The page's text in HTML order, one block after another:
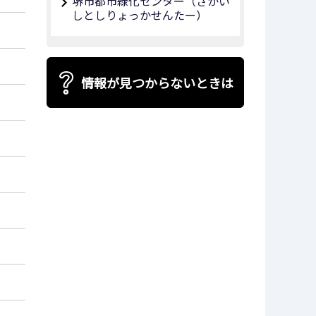
しとしりょっかせんたー）
情報が見つからないときは